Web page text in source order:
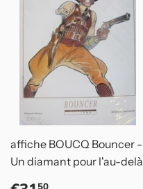
affiche BOUCQ Bouncer -
Un diamant pour l'au-delà